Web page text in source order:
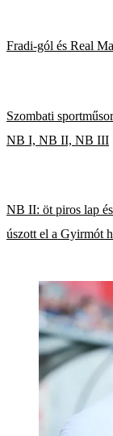
Fradi-gól és Real
Szombati
NB I, NB II, NB III
NB II: öt piros lap
úszott el a Gyirmót